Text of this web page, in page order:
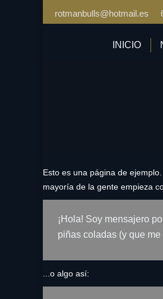
rotmanbulls@hotmail.es
INICIO
Esto es una página de
mayoría de la gente empieza
¡Hola! Soy mensajero
piñas coladas (y que
...o algo así: